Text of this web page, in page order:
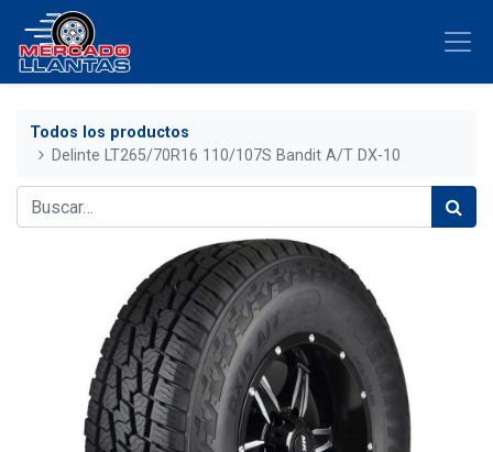
Todos los productos
Delinte LT265/70R16 110/107S Bandit A/T DX-10